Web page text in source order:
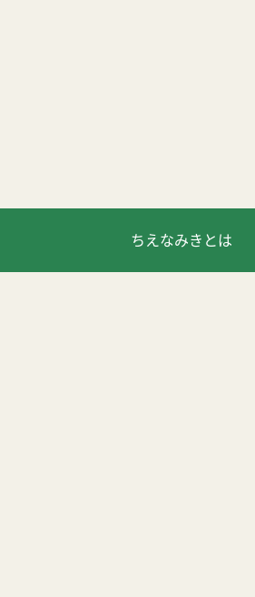
ちえなみきとは